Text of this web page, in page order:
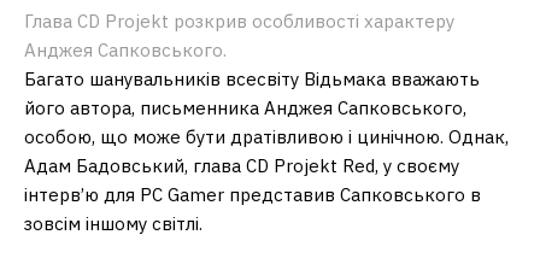
Глава CD Projekt розкрив особливості характеру
Анджея Сапковського.
Багато шанувальників всесвіту Відьмака вважають
його автора, письменника Анджея Сапковського,
особою, що може бути дратівливою і цинічною. Однак,
Адам Бадовський, глава CD Projekt Red, у своєму
інтерв’ю для PC Gamer представив Сапковського в
зовсім іншому світлі.